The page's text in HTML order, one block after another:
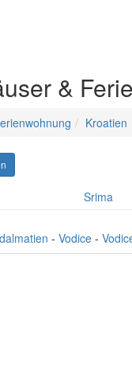
&
Kroatien
Srima
- Vodice -